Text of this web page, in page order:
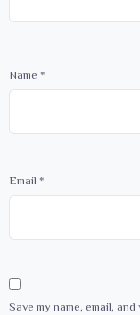
Name *
Email *
Save my name, email,